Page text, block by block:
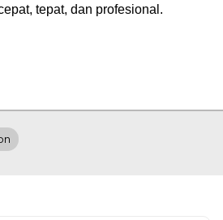
tepat, dan profesional.